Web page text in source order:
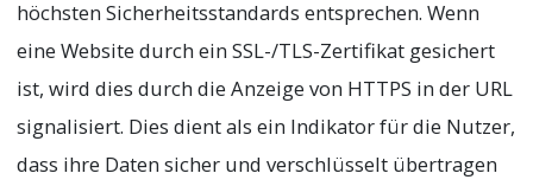
höchsten Sicherheitsstandards entsprechen. Wenn
eine Website durch ein SSL-/TLS-Zertifikat gesichert
ist, wird dies durch die Anzeige von HTTPS in der URL
signalisiert. Dies dient als ein Indikator für die Nutzer,
dass ihre Daten sicher und verschlüsselt übertragen